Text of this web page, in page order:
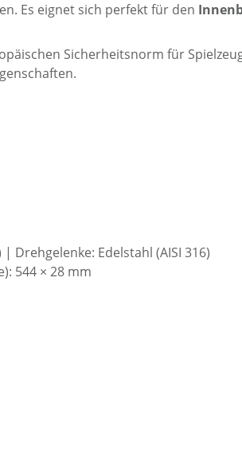
Es eignet sich perfekt für den
Sicherheitsnorm für
Drehgelenke: Edelstahl (AISI 316)
544 × 28 mm